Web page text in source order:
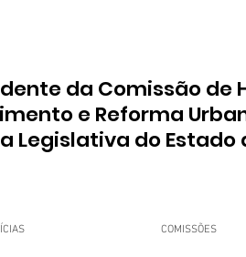
da Comissão de
e Reforma
Legislativa do Estado
COMISSÕES